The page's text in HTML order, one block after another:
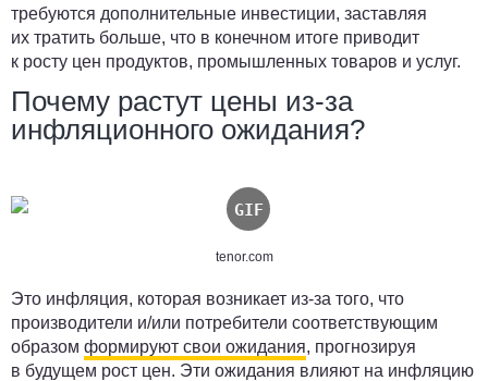
требуются дополнительные инвестиции, заставляя
их тратить больше, что в конечном итоге приводит
к росту цен продуктов, промышленных товаров и услуг.
Почему растут цены из-за
инфляционного ожидания?
tenor.com
Это инфляция, которая возникает из-за того, что
производители и/или потребители соответствующим
образом формируют свои ожидания, прогнозируя
в будущем рост цен. Эти ожидания влияют на инфляцию